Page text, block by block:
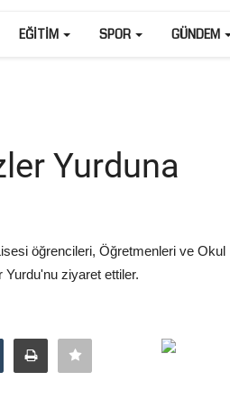
EĞITIM SPOR GÜNDEM
Yurduna
öğrencileri, Öğretmenleri ve Okul
Yurdu'nu ziyaret ettiler.